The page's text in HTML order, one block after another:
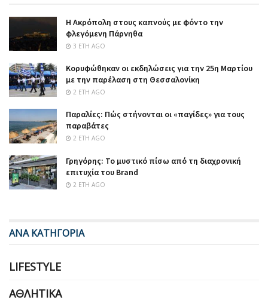
Η Ακρόπολη στους καπνούς με φόντο την
φλεγόμενη Πάρνηθα
3 ΈΤΗ AGO
Κορυφώθηκαν οι εκδηλώσεις για την 25η Μαρτίου
με την παρέλαση στη Θεσσαλονίκη
2 ΈΤΗ AGO
Παραλίες: Πώς στήνονται οι «παγίδες» για τους
παραβάτες
2 ΈΤΗ AGO
Γρηγόρης: Το μυστικό πίσω από τη διαχρονική
επιτυχία του Brand
2 ΈΤΗ AGO
ΑΝΑ ΚΑΤΗΓΟΡΙΑ
LIFESTYLE
ΑΘΛΗΤΙΚΆ